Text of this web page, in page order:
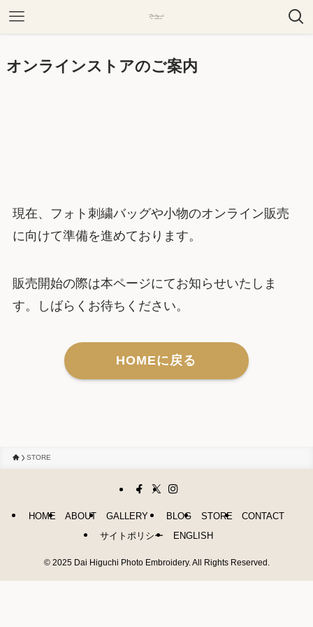
オンラインストアのご案内
現在、フォト刺繍バッグや小物のオンライン販売
に向けて準備を進めております。
販売開始の際は本ページにてお知らせいたしま
す。しばらくお待ちください。
HOMEに戻る
STORE
HOME ABOUT GALLERY BLOG STORE
CONTACT
サイトポリシー
ENGLISH
©2025 Dai Higuchi Photo Embroidery. All Rights Reserved.